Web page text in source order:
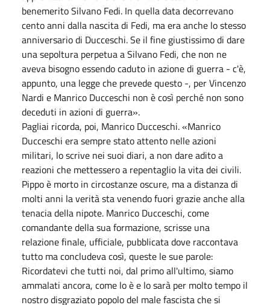
benemerito Silvano Fedi. In quella data decorrevano
cento anni dalla nascita di Fedi, ma era anche lo stesso
anniversario di Ducceschi. Se il fine giustissimo di dare
una sepoltura perpetua a Silvano Fedi, che non ne
aveva bisogno essendo caduto in azione di guerra - c'è,
appunto, una legge che prevede questo -, per Vincenzo
Nardi e Manrico Ducceschi non è così perché non sono
deceduti in azioni di guerra».
Pagliai ricorda, poi, Manrico Ducceschi. «Manrico
Ducceschi era sempre stato attento nelle azioni
militari, lo scrive nei suoi diari, a non dare adito a
reazioni che mettessero a repentaglio la vita dei civili.
Pippo è morto in circostanze oscure, ma a distanza di
molti anni la verità sta venendo fuori grazie anche alla
tenacia della nipote. Manrico Ducceschi, come
comandante della sua formazione, scrisse una
relazione finale, ufficiale, pubblicata dove raccontava
tutto ma concludeva così, queste le sue parole:
Ricordatevi che tutti noi, dal primo all'ultimo, siamo
ammalati ancora, come lo è e lo sarà per molto tempo il
nostro disgraziato popolo del male fascista che si